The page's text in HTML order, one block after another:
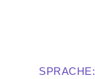
SPRACHE: